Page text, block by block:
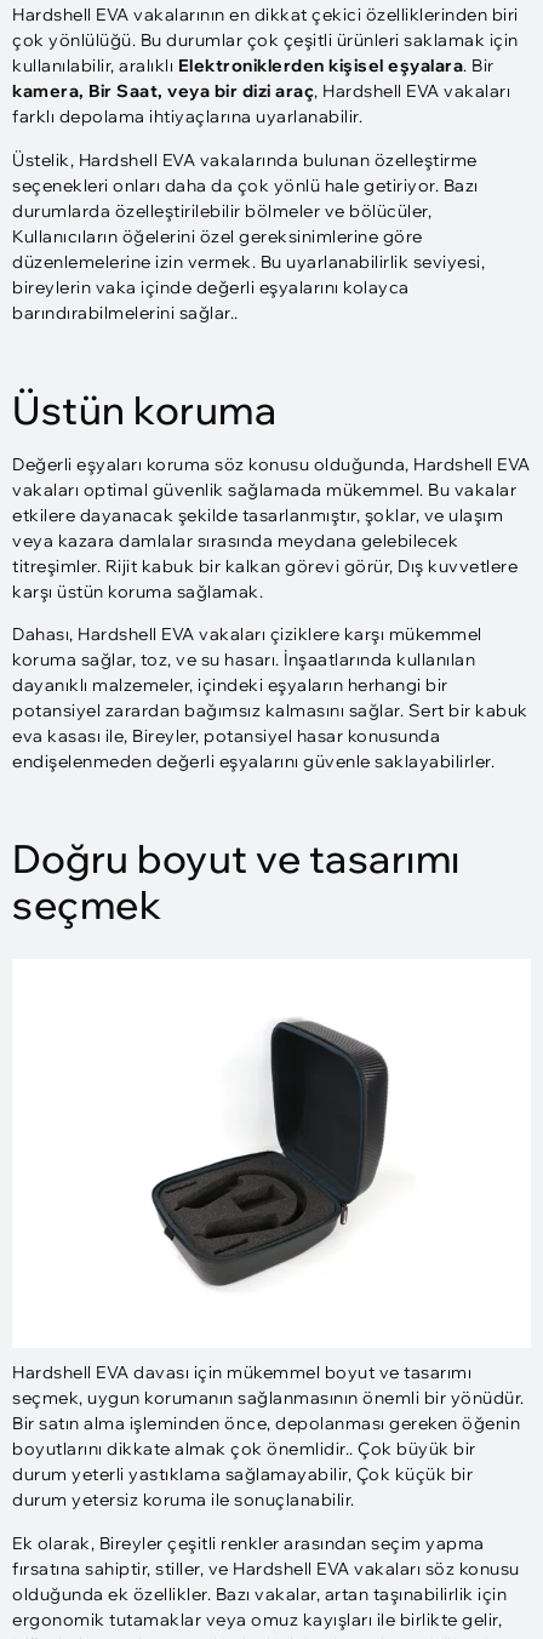
Hardshell EVA vakalarının en dikkat çekici özelliklerinden biri
çok yönlülüğü. Bu durumlar çok çeşitli ürünleri saklamak için
kullanılabilir, aralıklı Elektroniklerden kişisel eşyalara. Bir
kamera, Bir Saat, veya bir dizi araç, Hardshell EVA vakaları
farklı depolama ihtiyaçlarına uyarlanabilir.
Üstelik, Hardshell EVA vakalarında bulunan özelleştirme
seçenekleri onları daha da çok yönlü hale getiriyor. Bazı
durumlarda özelleştirilebilir bölmeler ve bölücüler,
Kullanıcıların öğelerini özel gereksinimlerine göre
düzenlemelerine izin vermek. Bu uyarlanabilirlik seviyesi,
bireylerin vaka içinde değerli eşyalarını kolayca
barındırabilmelerini sağlar..
Üstün koruma
Değerli eşyaları koruma söz konusu olduğunda, Hardshell EVA
vakaları optimal güvenlik sağlamada mükemmel. Bu vakalar
etkilere dayanacak şekilde tasarlanmıştır, şoklar, ve ulaşım
veya kazara damlalar sırasında meydana gelebilecek
titreşimler. Rijit kabuk bir kalkan görevi görür, Dış kuvvetlere
karşı üstün koruma sağlamak.
Dahası, Hardshell EVA vakaları çiziklere karşı mükemmel
koruma sağlar, toz, ve su hasarı. İnşaatlarında kullanılan
dayanıklı malzemeler, içindeki eşyaların herhangi bir
potansiyel zarardan bağımsız kalmasını sağlar. Sert bir kabuk
eva kasası ile, Bireyler, potansiyel hasar konusunda
endişelenmeden değerli eşyalarını güvenle saklayabilirler.
Doğru boyut ve tasarımı
seçmek
Hardshell EVA davası için mükemmel boyut ve tasarımı
seçmek, uygun korumanın sağlanmasının önemli bir yönüdür.
Bir satın alma işleminden önce, depolanması gereken öğenin
boyutlarını dikkate almak çok önemlidir.. Çok büyük bir
durum yeterli yastıklama sağlamayabilir, Çok küçük bir
durum yetersiz koruma ile sonuçlanabilir.
Ek olarak, Bireyler çeşitli renkler arasından seçim yapma
fırsatına sahiptir, stiller, ve Hardshell EVA vakaları söz konusu
olduğunda ek özellikler. Bazı vakalar, artan taşınabilirlik için
ergonomik tutamaklar veya omuz kayışları ile birlikte gelir,